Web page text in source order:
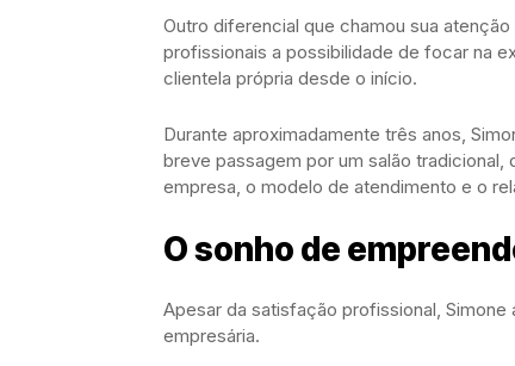
Outro diferencial que chamou sua
profissionais a possibilidade de focar na
clientela própria desde o início.
Durante aproximadamente três anos,
breve passagem por um salão
empresa, o modelo de atendimento e o
O sonho de
Apesar da satisfação profissional,
empresária.